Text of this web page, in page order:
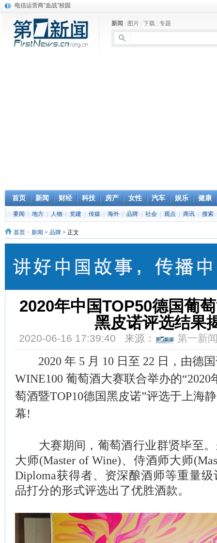
电信运营商“血战”校园
保健品也能吃出一身病? 康宝莱员工自揭多项家丑
煤价"跳水"电企利润"蹦高" 电煤联动亟待完善
苹果公司自建太阳能电厂为数据中心供电
新闻 图片 下载 专题
首页 新闻 财经 科技 房产 女性 汽车 娱乐 健康
要闻 地方 人物 党建 传媒 海外 品牌 社会 观点 商讯 搜索
首页 > 新闻 > 品牌 > 正文
2020年中国TOP50德国葡
黑皮诺评选结果
2020-06-16 17:39:40 来源： 第一新
2020 年 5 月 10 日至 22 日，由德
WINE100 葡萄酒大赛联合举办的“2020
萄酒暨TOP10德国黑皮诺”评选于上海
幕!
大赛期间，葡萄酒行业群贤毕至。
大师(Master of Wine)、侍酒师大师
Diploma获得者、资深酿酒师等重量
品打分的形式评选出了优胜酒款。